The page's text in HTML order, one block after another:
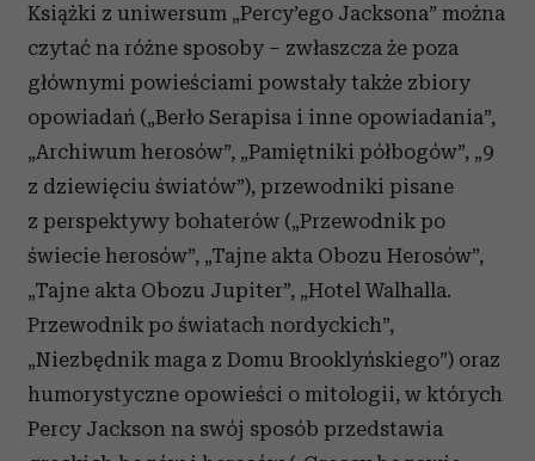
Książki z uniwersum „Percy’ego Jacksona” można
czytać na różne sposoby – zwłaszcza że poza
głównymi powieściami powstały także zbiory
opowiadań („Berło Serapisa i inne opowiadania”,
„Archiwum herosów”, „Pamiętniki półbogów”, „9
z dziewięciu światów”), przewodniki pisane
z perspektywy bohaterów („Przewodnik po
świecie herosów”, „Tajne akta Obozu Herosów”,
„Tajne akta Obozu Jupiter”, „Hotel Walhalla.
Przewodnik po światach nordyckich”,
„Niezbędnik maga z Domu Brooklyńskiego”) oraz
humorystyczne opowieści o mitologii, w których
Percy Jackson na swój sposób przedstawia